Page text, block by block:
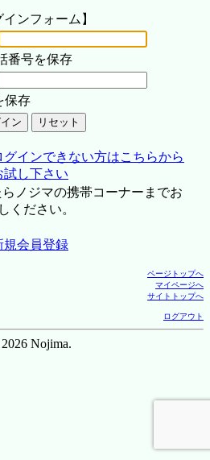
インフォーム】
番号を保存
保存
インできない方はこちらから
試し下さい
ノジマの携帯コーナーまでお
ください。
規会員登録
ページトップへ
マイページへ
サイトトップへ
ログアウト
Nojima.